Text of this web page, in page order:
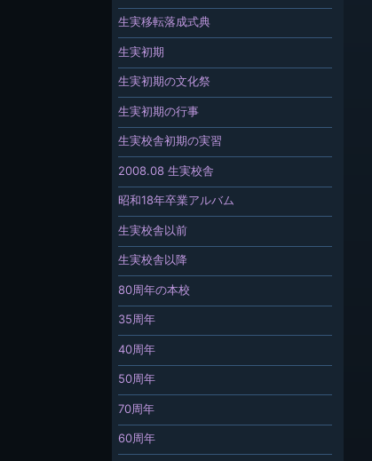
生実移転落成式典
生実初期
生実初期の文化祭
生実初期の行事
生実校舎初期の実習
2008.08 生実校舎
昭和18年卒業アルバム
生実校舎以前
生実校舎以降
80周年の本校
35周年
40周年
50周年
70周年
60周年